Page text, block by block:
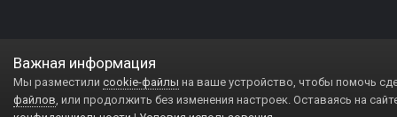
Важная информация
Мы разместили cookie-файлы на ваше устройство, чтобы помочь
файлов, или продолжить без изменения настроек. Оставаясь на